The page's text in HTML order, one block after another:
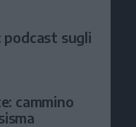
podcast sugli
cammino